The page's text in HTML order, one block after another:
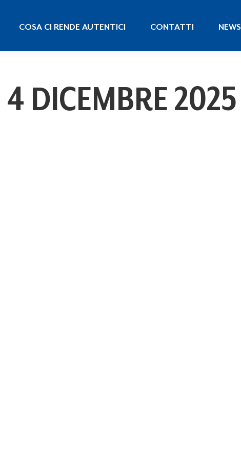
COSA CI RENDE AUTENTICI CONTATTI NEWS
4 DICEMBRE 2025